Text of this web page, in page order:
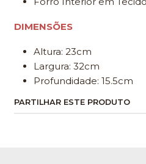
DIMENSÕES
Altura: 23cm
Largura: 32cm
Profundidade: 15.5cm
PARTILHAR ESTE PRODUTO